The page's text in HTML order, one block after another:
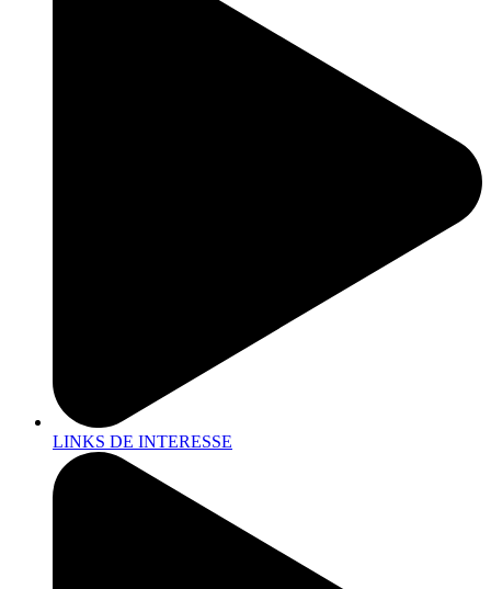
LINKS DE INTERESSE